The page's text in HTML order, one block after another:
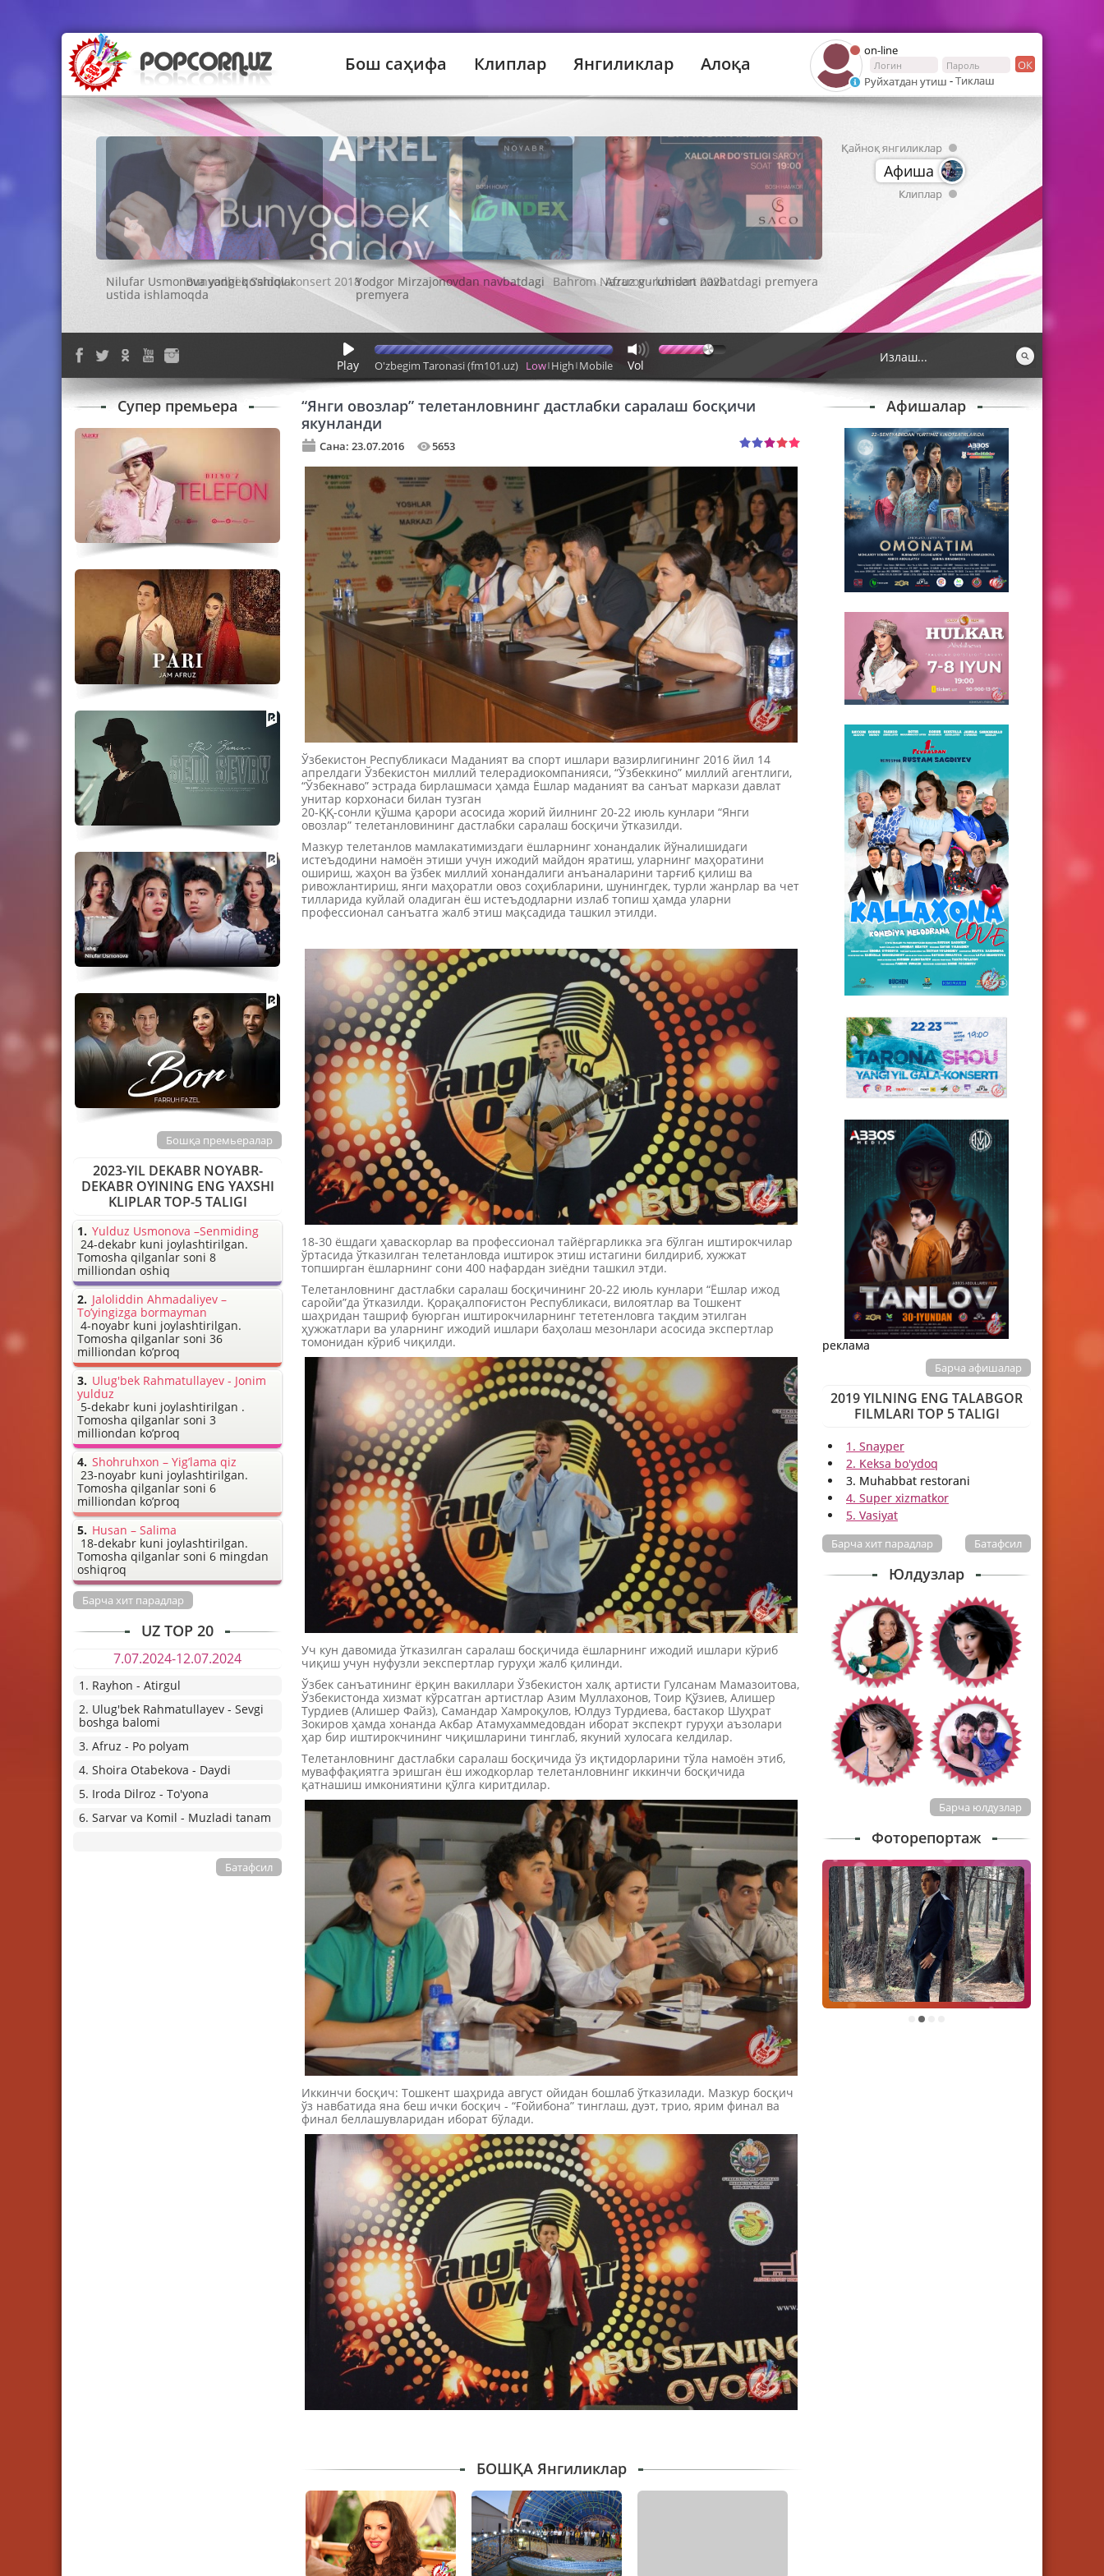
on-line
ОК
Руйхатдан утиш -Тиклаш
Бош саҳифа Клиплар Янгиликлар Алоқа
Bunyodbek Saidov konsert 2018 Bahrom Nazarov - konsert 2022
Қайноқ янгиликлар
Афиша
Клиплар
Play Low High Mobile
O'zbegim Taronasi (fm101.uz) Vol
“Янги овозлар” телетанловнинг дастлабки саралаш босқичи
якунланди
Сана: 23.07.2016 5653
Ўзбекистон Республикаси Маданият ва спорт ишлари вазирлигининг 2016 йил 14
апрелдаги Ўзбекистон миллий телерадиокомпанияси, “Ўзбеккино” миллий агентлиги,
“Ўзбекнаво” эстрада бирлашмаси ҳамда Ёшлар маданият ва санъат маркази давлат
унитар корхонаси билан тузган
20-ҚҚ-сонли қўшма қарори асосида жорий йилнинг 20-22 июль кунлари “Янги
овозлар” телетанловининг дастлабки саралаш босқичи ўтказилди.
Мазкур телетанлов мамлакатимиздаги ёшларнинг хонандалик йўналишидаги
истеъдодини намоён этиши учун ижодий майдон яратиш, уларнинг маҳоратини
ошириш, жаҳон ва ўзбек миллий хонандалиги анъаналарини тарғиб қилиш ва
ривожлантириш, янги маҳоратли овоз соҳибларини, шунингдек, турли жанрлар ва чет
тилларида куйлай оладиган ёш истеъдодларни излаб топиш ҳамда уларни
профессионал санъатга жалб этиш мақсадида ташкил этилди.
18-30 ёшдаги ҳаваскорлар ва профессионал тайёргарликка эга бўлган иштирокчилар
ўртасида ўтказилган телетанловда иштирок этиш истагини билдириб, хужжат
топширган ёшларнинг сони 400 нафардан зиёдни ташкил этди.
Телетанловнинг дастлабки саралаш босқичининг 20-22 июль кунлари “Ёшлар ижод
саройи”да ўтказилди. Қорақалпоғистон Республикаси, вилоятлар ва Тошкент
шаҳридан ташриф буюрган иштирокчиларнинг тететенловга тақдим этилган
ҳужжатлари ва уларнинг ижодий ишлари баҳолаш мезонлари асосида экспертлар
томонидан кўриб чиқилди.
Уч кун давомида ўтказилган саралаш босқичида ёшларнинг ижодий ишлари кўриб
чиқиш учун нуфузли эекспертлар гуруҳи жалб қилинди.
Ўзбек санъатининг ёрқин вакиллари Ўзбекистон халқ артисти Гулсанам Мамазоитова,
Ўзбекистонда хизмат кўрсатган артистлар Азим Муллахонов, Тоир Қўзиев, Алишер
Турдиев (Алишер Файз), Самандар Хамроқулов, Юлдуз Турдиева, бастакор Шуҳрат
Зокиров ҳамда хонанда Акбар Атамухаммедовдан иборат экспекрт гуруҳи аъзолари
ҳар бир иштирокчининг чиқишларини тинглаб, якуний хулосага келдилар.
Телетанловнинг дастлабки саралаш босқичида ўз иқтидорларини тўла намоён этиб,
муваффақиятга эришган ёш ижодкорлар телетанловнинг иккинчи босқичида
қатнашиш имкониятини қўлга киритдилар.
Иккинчи босқич: Тошкент шаҳрида август ойидан бошлаб ўтказилади. Мазкур босқич
ўз навбатида яна беш ички босқич - “Ғойибона” тинглаш, дуэт, трио, ярим финал ва
финал беллашувларидан иборат бўлади.
БОШҚА Янгиликлар
Афишалар
реклама
Барча афишалар
2019 YILNING ENG TALABGOR
FILMLARI TOP 5 TALIGI
1. Snayper
2. Keksa bo'ydoq
3. Muhabbat restorani
4. Super xizmatkor
5. Vasiyat
Батафсил
Барча хит парадлар
Юлдузлар
Барча юлдузлар
Фоторепортаж
2
Супер премьера
Бошқа премьералар
2023-YIL DEKABR NOYABR-
DEKABR OYINING ENG YAXSHI
KLIPLAR TOP-5 TALIGI
Yulduz Usmonova –Senmiding
24-dekabr kuni joylashtirilgan.
Tomosha qilganlar soni 8
milliondan oshiq
Jaloliddin Ahmadaliyev –
To’yingizga bormayman
4-noyabr kuni joylashtirilgan.
Tomosha qilganlar soni 36
milliondan ko’proq
Ulug'bek Rahmatullayev - Jonim
yulduz
5-dekabr kuni joylashtirilgan .
Tomosha qilganlar soni 3
milliondan ko’proq
Shohruhxon – Yig’lama qiz
23-noyabr kuni joylashtirilgan.
Tomosha qilganlar soni 6
milliondan ko’proq
Husan – Salima
18-dekabr kuni joylashtirilgan.
Tomosha qilganlar soni 6 mingdan
oshiqroq
Барча хит парадлар
UZ TOP 20
7.07.2024-12.07.2024
1. Rayhon - Atirgul
2. Ulug'bek Rahmatullayev - Sevgi
boshga balomi
3. Afruz - Po polyam
4. Shoira Otabekova - Daydi
5. Iroda Dilroz - To'yona
6. Sarvar va Komil - Muzladi tanam
Батафсил